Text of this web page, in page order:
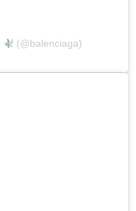
(@balenciaga)